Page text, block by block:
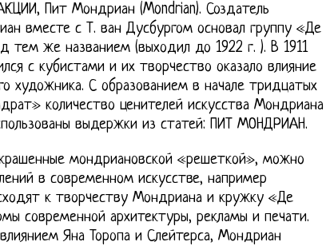
Пит Мондриан (Mondrian). Создатель
вместе с Т. ван Дусбургом основал группу «Де
тем же названием (выходил до 1922 г. ). В 1911
с кубистами и их творчество оказало влияние
художника. С образованием в начале тридцатых
количество ценителей искусства Мондриана
выдержки из статей: ПИТ МОНДРИАН.
мондриановской «решеткой», можно
в современном искусстве, например
к творчеству Мондриана и кружку «Де
современной архитектуры, рекламы и печати.
Яна Торопа и Слейтерса, Мондриан